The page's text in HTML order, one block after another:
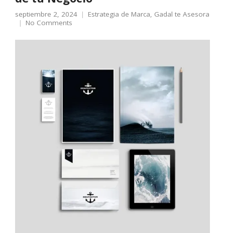
septiembre 2, 2024 Estrategia de Marca, Gadal te Asesora
No Comments